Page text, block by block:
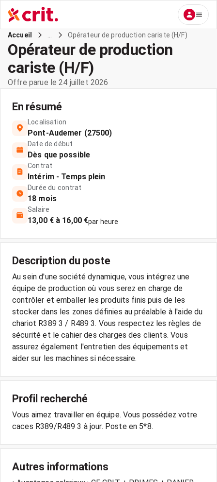
Accueil Opérateur de production cariste (H/F)
Opérateur de production
cariste (H/F)
Offre parue le 24 juillet 2026
En résumé
Localisation
Pont-Audemer (27500)
Date de début
Dès que possible
Contrat
Intérim - Temps plein
Durée du contrat
18 mois
Salaire
13,00 € à 16,00 €par heure
Description du poste
Au sein d'une société dynamique, vous intégrez une
équipe de production où vous serez en charge de
contrôler et emballer les produits finis puis de les
stocker dans les zones définies au préalable à l'aide du
chariot R389 3 / R489 3. Vous respectez les règles de
sécurité et le cahier des charges des clients. Vous
assurez également l'entretien des équipements et
aider sur les machines si nécessaire.
Profil recherché
Vous aimez travailler en équipe. Vous possédez votre
caces R389/R489 3 à jour. Poste en 5*8.
Autres informations